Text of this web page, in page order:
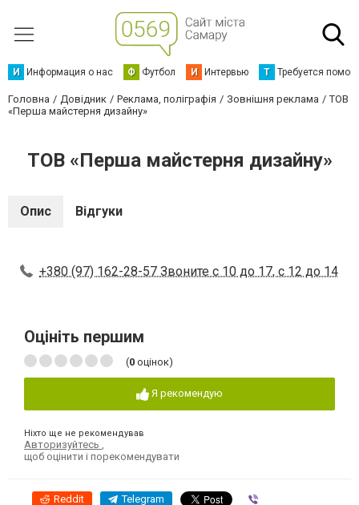
И Информация о нас Ф Футбол И Интервью Т Требуется
Головна Довідник Реклама, поліграфія Зовнішня реклама
ТОВ
«Перша майстерня дизайну»
ТОВ «Перша майстерня дизайну»
Опис Відгуки
+380 (97) 162-28-57 Звоните с 10 до 17, с 12 до 14
Оцініть першим
(0 оцінок)
Я рекомендую
Ніхто ще не рекомендував
Авторизуйтесь
щоб оцінити і порекомендувати
Reddit Telegram